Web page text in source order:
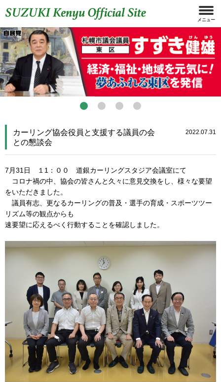
カーリング協会役員と支援する議員の会
との懇談会
2022.07.31
7月31日 １1：００ 道銀カーリングスタジア会議室にて
コロナ禍の中、協会の皆さんと久々に意見交換をし、様々な要望
をいただきました。
議員有志、更なるカーリングの普及・選手の育成・スポーツツー
リズム等の観点からも
速要望に応えるべく行動することを確認しました。